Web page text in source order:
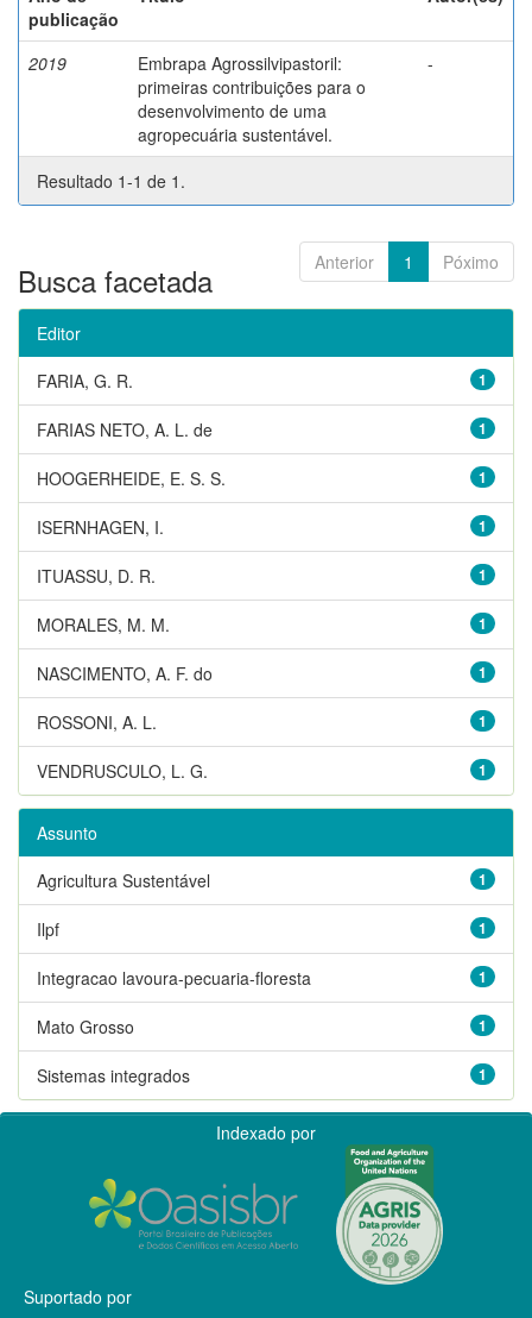
publicação
2019
Embrapa Agrossilvipastoril:
primeiras contribuições para o
desenvolvimento de uma
agropecuária sustentável.
-
Resultado 1-1 de 1.
Anterior 1 Póximo
Busca facetada
Editor
1
FARIA, G. R.
1
FARIAS NETO, A. L. de
1
HOOGERHEIDE, E. S. S.
1
ISERNHAGEN, I.
1
ITUASSU, D. R.
1
MORALES, M. M.
1
NASCIMENTO, A. F. do
1
ROSSONI, A. L.
1
VENDRUSCULO, L. G.
Assunto
1
Agricultura Sustentável
1
Ilpf
1
Integracao lavoura-pecuaria-floresta
1
Mato Grosso
1
Sistemas integrados
Indexado por
Suportado por